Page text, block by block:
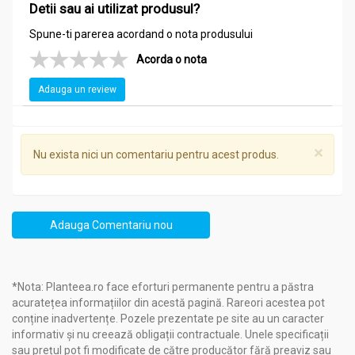
Detii sau ai utilizat produsul?
Spune-ti parerea acordand o nota produsului
Acorda o nota
Adauga un review
×
Nu exista nici un comentariu pentru acest produs.
Adauga Comentariu nou
*Nota: Planteea.ro face eforturi permanente pentru a păstra
acuratețea informațiilor din acestă pagină. Rareori acestea pot
conține inadvertențe. Pozele prezentate pe site au un caracter
informativ și nu creează obligații contractuale. Unele specificații
sau prețul pot fi modificate de către producător fără preaviz sau